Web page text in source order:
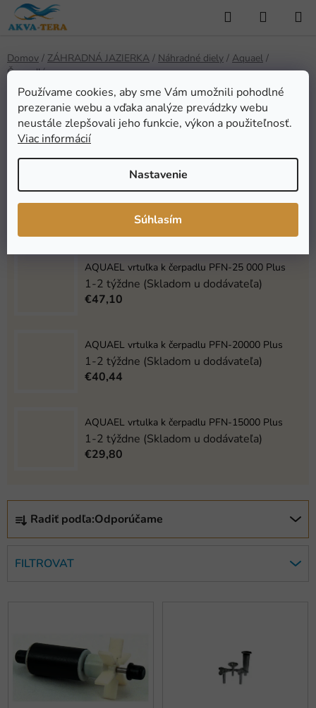
Používame cookies, aby sme Vám umožnili pohodlné
prezeranie webu a vďaka analýze prevádzky webu
neustále zlepšovali jeho funkcie, výkon a použiteľnosť.
Viac informácií
Nastavenie
Súhlasím
Prejsť
na
Hľadať
Domov / ZÁHRADNÁ JAZIERKA / Náhradné diely / Aquael /
Čerpadlá
Čerpadlá
Najpredávanejšie
Náhradné nástavec teleskopický SICCE Extrema
Suprema, Ecopond (1ks)
AQUAEL vrtuľka k čerpadlu PFN-25 000 Plus
1-2 týždne (Skladom u dodávateľa)
€47,10
AQUAEL vrtulka k čerpadlu PFN-20000 Plus
1-2 týždne (Skladom u dodávateľa)
€40,44
AQUAEL vrtulka k čerpadlu PFN-15000 Plus
1-2 týždne (Skladom u dodávateľa)
€29,80
R
d
Radiť podľa:Odporúčame
FILTROVAT